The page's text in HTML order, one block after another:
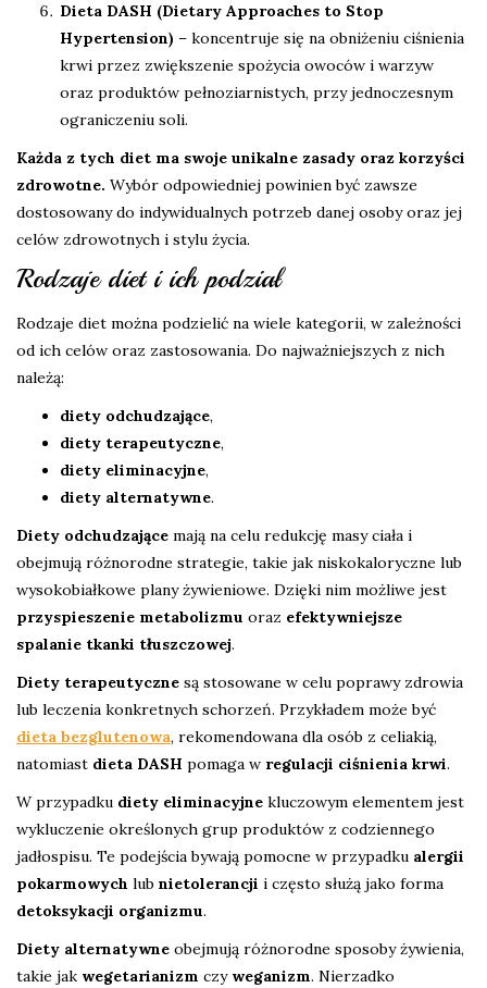
Dieta DASH (Dietary Approaches to Stop
Hypertension) – koncentruje się na obniżeniu ciśnienia
krwi przez zwiększenie spożycia owoców i warzyw
oraz produktów pełnoziarnistych, przy jednoczesnym
ograniczeniu soli.
Każda z tych diet ma swoje unikalne zasady oraz korzyści
zdrowotne. Wybór odpowiedniej powinien być zawsze
dostosowany do indywidualnych potrzeb danej osoby oraz jej
celów zdrowotnych i stylu życia.
Rodzaje diet i ich podział
Rodzaje diet można podzielić na wiele kategorii, w zależności
od ich celów oraz zastosowania. Do najważniejszych z nich
należą:
diety odchudzające,
diety terapeutyczne,
diety eliminacyjne,
diety alternatywne.
Diety odchudzające mają na celu redukcję masy ciała i
obejmują różnorodne strategie, takie jak niskokaloryczne lub
wysokobiałkowe plany żywieniowe. Dzięki nim możliwe jest
przyspieszenie metabolizmu oraz efektywniejsze
spalanie tkanki tłuszczowej.
Diety terapeutyczne są stosowane w celu poprawy zdrowia
lub leczenia konkretnych schorzeń. Przykładem może być
dieta bezglutenowa, rekomendowana dla osób z celiakią,
natomiast dieta DASH pomaga w regulacji ciśnienia krwi.
W przypadku diety eliminacyjne kluczowym elementem jest
wykluczenie określonych grup produktów z codziennego
jadłospisu. Te podejścia bywają pomocne w przypadku alergii
pokarmowych lub nietolerancji i często służą jako forma
detoksykacji organizmu.
Diety alternatywne obejmują różnorodne sposoby żywienia,
takie jak wegetarianizm czy weganizm. Nierzadko